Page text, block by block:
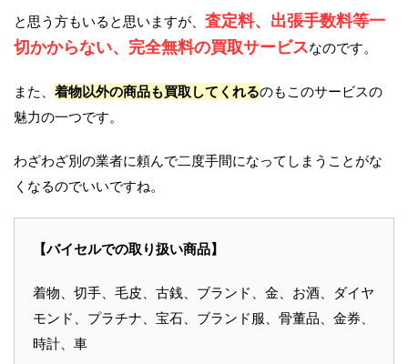
と思う方もいると思いますが、 査定料、出張手数料等一
切かからない、完全無料の買取サービスなのです。
また、 着物以外の商品も買取してくれるのもこのサービスの
魅力の一つです。
わざわざ別の業者に頼んで二度手間になってしまうことがな
くなるのでいいですね。
【バイセルでの取り扱い商品】
着物、切手、毛皮、古銭、ブランド、金、お酒、ダイヤ
モンド、プラチナ、宝石、ブランド服、骨董品、金券、
時計、車